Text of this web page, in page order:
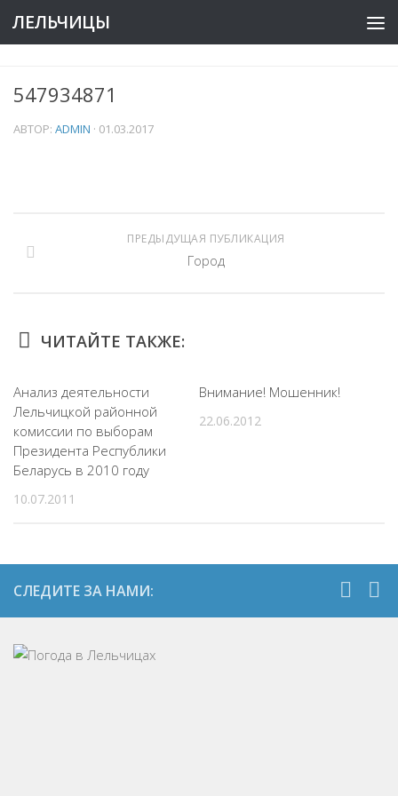
ЛЕЛЬЧИЦЫ
547934871
АВТОР: ADMIN · 01.03.2017
ПРЕДЫДУЩАЯ ПУБЛИКАЦИЯ
Город
ЧИТАЙТЕ ТАКЖЕ:
Анализ деятельности
Лельчицкой районной
комиссии по выборам
Президента Республики
Беларусь в 2010 году
10.07.2011
Внимание! Мошенник!
22.06.2012
СЛЕДИТЕ ЗА НАМИ: